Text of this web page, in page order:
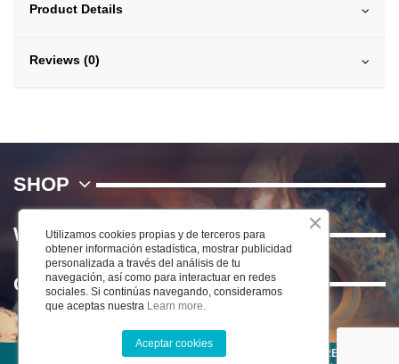
Product Details
Reviews (0)
SHOP
WE
Contact us
©2022 CERÁMICA DEL RÍO SALADO S.L . TODOS LOS DERECHOS
Utilizamos cookies propias y de terceros para
obtener información estadística, mostrar publicidad
personalizada a través del análisis de tu
navegación, así como para interactuar en redes
sociales. Si continúas navegando, consideramos
que aceptas nuestra Learn more.
Aceptar cookies